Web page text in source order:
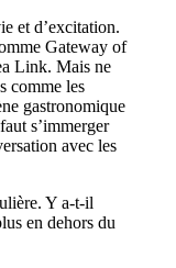
et d’excitation.
Gateway of
Link. Mais ne
comme les
gastronomique
s’immerger
avec les
Y a-t-il
en dehors du